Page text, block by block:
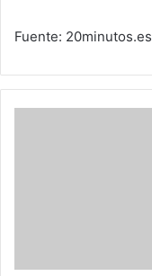
Fuente: 20minutos.es
madre